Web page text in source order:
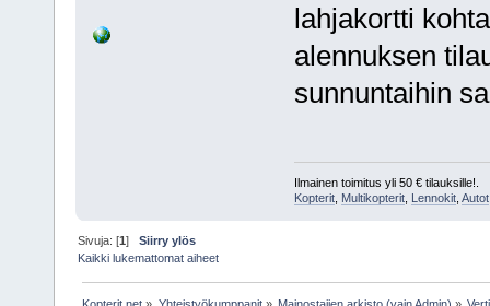
lahjakortti
alennuksen
sunnuntaihin
Ilmainen toimitus yli 50 € tilauksille!.
Kopterit, Multikopterit, Lennokit, Autot
Sivuja: [1]Siirry ylös
Kaikki lukemattomat aiheet